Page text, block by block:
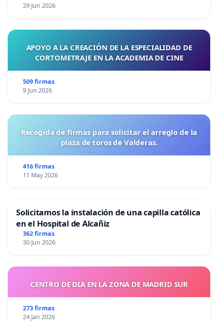
29 Jun 2026
APOYO A LA CREACIÓN DE LA ESPECIALIDAD DE
CORTOMETRAJE EN LA ACADEMIA DE CINE
509 firmas
9 Jun 2026
Recogida de firmas para solicitar el arreglo de la
plaza de toros de Valderas.
416 firmas
11 May 2026
Solicitamos la instalación de una capilla católica
en el Hospital de Alcañiz
362 firmas
30 Jun 2026
CENTRO DE DIA EN LA ZONA DE MADRID SUR
273 firmas
24 Jan 2026